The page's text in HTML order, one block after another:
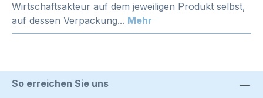
Wirtschaftsakteur auf dem jeweiligen Produkt selbst,
auf dessen Verpackung... Mehr
So erreichen Sie uns